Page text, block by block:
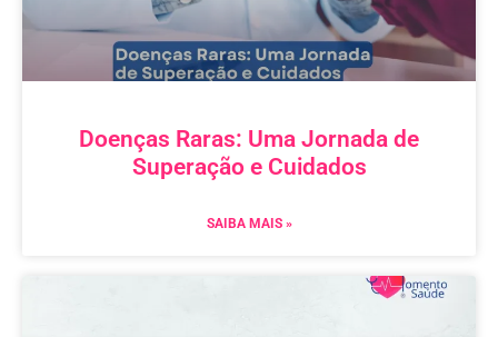
Doenças Raras: Uma Jornada de
Superação e Cuidados
SAIBA MAIS »